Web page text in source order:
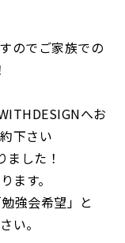
のでご家族での
へお
下さい
ました ！
ます。
強会希望」と
い。